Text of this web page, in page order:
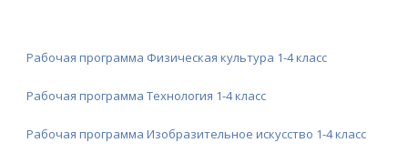
Рабочая программа Физическая культура 1-4 класс
Рабочая программа Технология 1-4 класс
Рабочая программа Изобразительное искусство 1-4 класс